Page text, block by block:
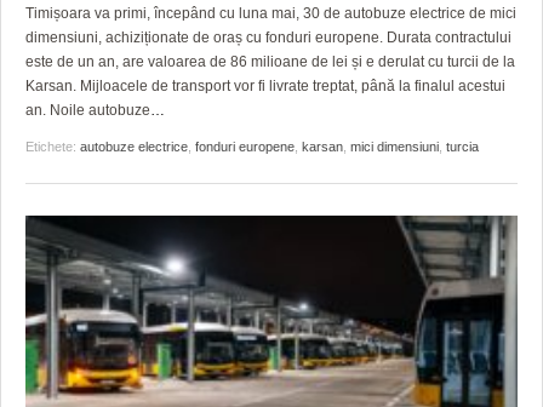
GRĂDINA TAICII DOMNULUI
ZIARISTU’ DE TERASĂ
CU OIŞTEA-N KIERKEGAARD
FINANŢĂRI DE LA A LA Z
CRONICĂ DE FILM
UNDE MERGEM
FILME DOCUMENTARE
CLIPURI VIDEO
ACCIDENTE
ANUNŢURI
INFO SI UTILE
CULTURA
JUSTITIE
FILME DOCUMENTARE
CLIPURI VIDEO
JOCURI ONLINE
Timișoara va primi, începând cu luna mai, 30 de autobuze electrice de mici
dimensiuni, achiziționate de oraș cu fonduri europene. Durata contractului
este de un an, are valoarea de 86 milioane de lei și e derulat cu turcii de la
Karsan. Mijloacele de transport vor fi livrate treptat, până la finalul acestui
an. Noile autobuze…
Etichete: autobuze electrice fonduri europene karsan mici dimensiuni turcia